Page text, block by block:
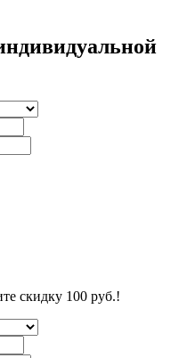
скидку 100 руб.!